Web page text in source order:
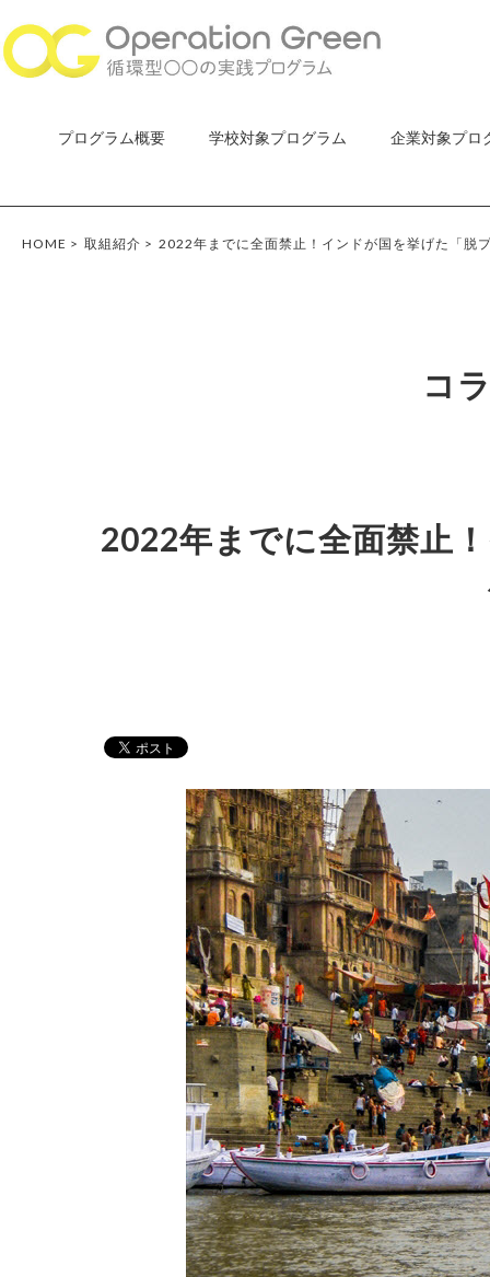
プログラム概要 学校対象プログラム 企業対象プロ
HOME > 取組紹介 > 2022年までに全面禁止！インドが国を挙げた「脱
コ
2022年までに全面禁止